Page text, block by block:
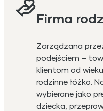
Firma
Zarządzana
podejściem –
klientom od
rodzinne łóżko.
wybierane jako
dziecka,